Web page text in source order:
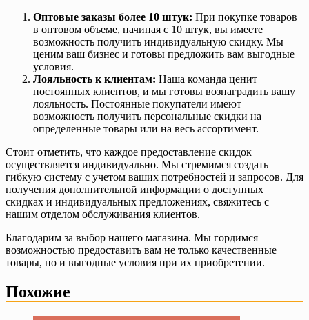
Оптовые заказы более 10 штук: При покупке товаров
в оптовом объеме, начиная с 10 штук, вы имеете
возможность получить индивидуальную скидку. Мы
ценим ваш бизнес и готовы предложить вам выгодные
условия.
Лояльность к клиентам: Наша команда ценит
постоянных клиентов, и мы готовы вознаградить вашу
лояльность. Постоянные покупатели имеют
возможность получить персональные скидки на
определенные товары или на весь ассортимент.
Стоит отметить, что каждое предоставление скидок
осуществляется индивидуально. Мы стремимся создать
гибкую систему с учетом ваших потребностей и запросов. Для
получения дополнительной информации о доступных
скидках и индивидуальных предложениях, свяжитесь с
нашим отделом обслуживания клиентов.
Благодарим за выбор нашего магазина. Мы гордимся
возможностью предоставить вам не только качественные
товары, но и выгодные условия при их приобретении.
Похожие